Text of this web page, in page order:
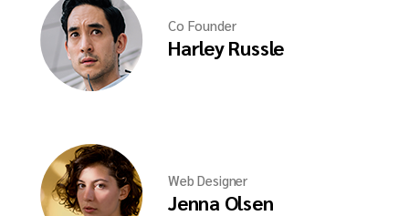
Co Founder
Harley Russle
Web Designer
Jenna Olsen